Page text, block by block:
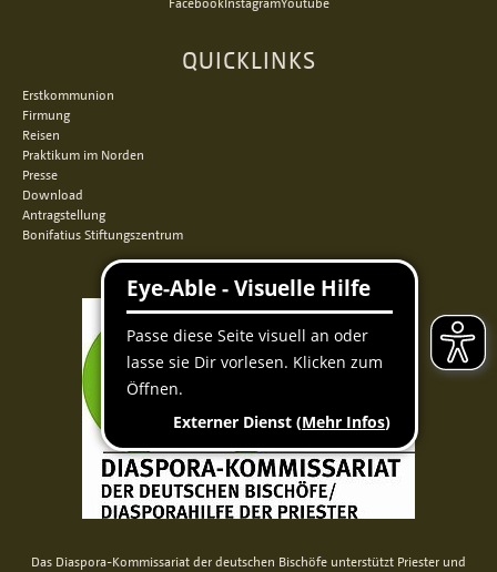
QUICKLINKS
Erstkommunion
Firmung
Reisen
Praktikum im Norden
Presse
Download
Antragstellung
Bonifatius Stiftungszentrum
Das Diaspora-Kommissariat der deutschen Bischöfe unterstützt Priester und